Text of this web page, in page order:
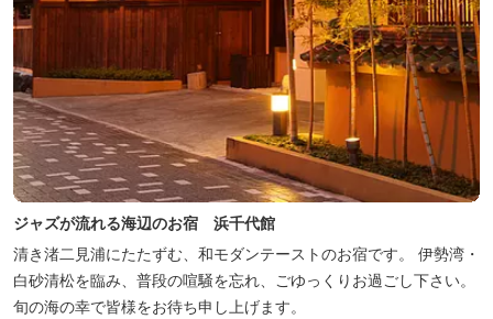
ジャズが流れる海辺のお宿 浜千代館
清き渚二見浦にたたずむ、和モダンテーストのお宿です。 伊勢湾・
白砂清松を臨み、普段の喧騒を忘れ、ごゆっくりお過ごし下さい。
旬の海の幸で皆様をお待ち申し上げます。